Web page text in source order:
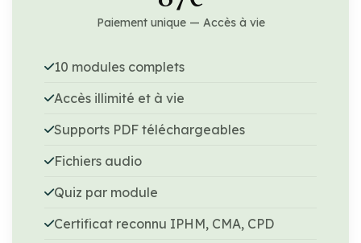
Paiement unique — Accès à vie
10 modules complets
Accès illimité et à vie
Supports PDF téléchargeables
Fichiers audio
Quiz par module
Certificat reconnu IPHM, CMA, CPD